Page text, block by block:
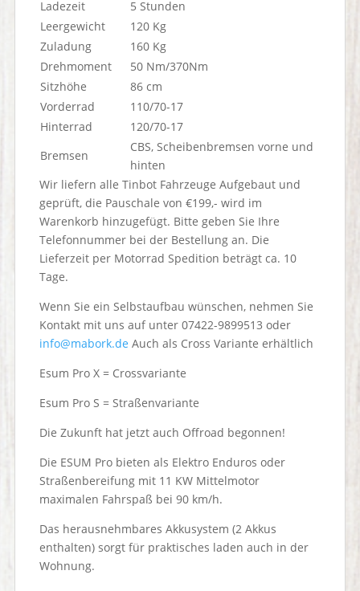
Ladezeit
5 Stunden
Leergewicht
120 Kg
Zuladung
160 Kg
Drehmoment
50 Nm/370Nm
Sitzhöhe
86 cm
Vorderrad
110/70-17
Hinterrad
120/70-17
Bremsen
CBS, Scheibenbremsen vorne und
hinten
Wir liefern alle Tinbot Fahrzeuge Aufgebaut und
geprüft, die Pauschale von €199,- wird im
Warenkorb hinzugefügt. Bitte geben Sie Ihre
Telefonnummer bei der Bestellung an. Die
Lieferzeit per Motorrad Spedition beträgt ca. 10
Tage.
Wenn Sie ein Selbstaufbau wünschen, nehmen Sie
Kontakt mit uns auf unter 07422-9899513 oder
info@mabork.de Auch als Cross Variante erhältlich
Esum Pro X = Crossvariante
Esum Pro S = Straßenvariante
Die Zukunft hat jetzt auch Offroad begonnen!
Die ESUM Pro bieten als Elektro Enduros oder
Straßenbereifung mit 11 KW Mittelmotor
maximalen Fahrspaß bei 90 km/h.
Das herausnehmbares Akkusystem (2 Akkus
enthalten) sorgt für praktisches laden auch in der
Wohnung.